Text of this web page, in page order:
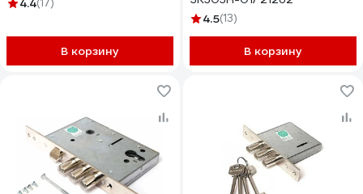
4.4(17)
В корзину
4.5(13)
В корзину